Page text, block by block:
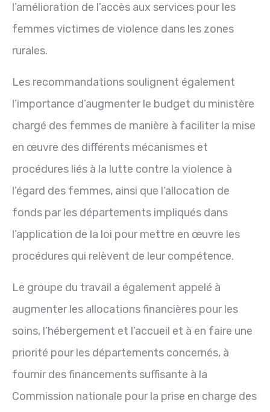
l’amélioration de l’accès aux services pour les
femmes victimes de violence dans les zones
rurales.
Les recommandations soulignent également
l’importance d’augmenter le budget du ministère
chargé des femmes de manière à faciliter la mise
en œuvre des différents mécanismes et
procédures liés à la lutte contre la violence à
l’égard des femmes, ainsi que l’allocation de
fonds par les départements impliqués dans
l’application de la loi pour mettre en œuvre les
procédures qui relèvent de leur compétence.
Le groupe du travail a également appelé à
augmenter les allocationsfinancières pour les
soins, l’hébergement et l’accueil et à en faire une
priorité pour les départements concernés, à
fournir des financements suffisante à la
Commission nationale pour la prise en charge des